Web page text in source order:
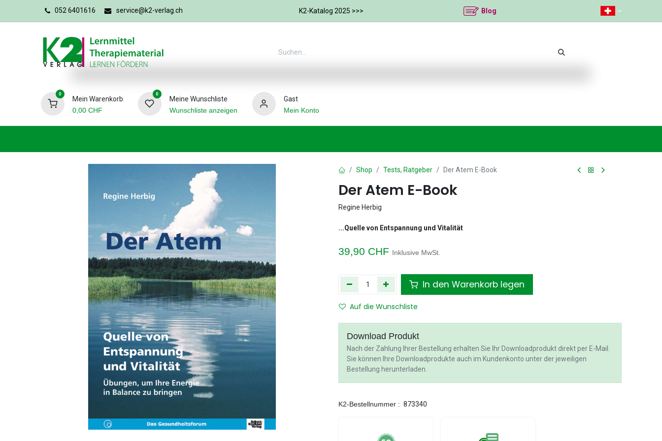
052 6401616 service@k2-verlag.ch K2-Katalog 2025 >>> Blog
0
Mein Warenkorb
0,00CHF
0
Meine Wunschliste
Wunschliste anzeigen
Gast
Mein Konto
Shop Tests, Ratgeber Der Atem E-Book
Der Atem E-Book
Regine Herbig
...Quelle von Entspannung und Vitalität
39,90 CHF Inklusive MwSt.
In den Warenkorb legen
Auf die Wunschliste
Download Produkt
Nach der Zahlung Ihrer Bestellung erhalten Sie Ihr Downloadprodukt direkt per E-Mail.
Sie können Ihre Downloadprodukte auch im Kundenkonto unter der jeweiligen
Bestellung herunterladen.
K2-Bestellnummer : 873340